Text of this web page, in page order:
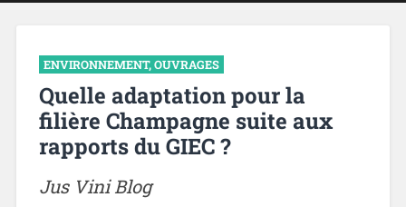
ENVIRONNEMENT,OUVRAGES
Quelle adaptation pour la
filière Champagne suite aux
rapports du GIEC ?
Jus Vini Blog